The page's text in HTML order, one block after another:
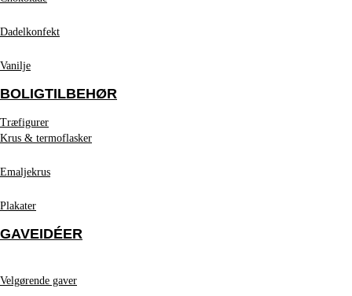
Dadelkonfekt
Vanilje
BOLIGTILBEHØR
Træfigurer
Krus & termoflasker
Emaljekrus
Plakater
GAVEIDÉER
Velgørende gaver